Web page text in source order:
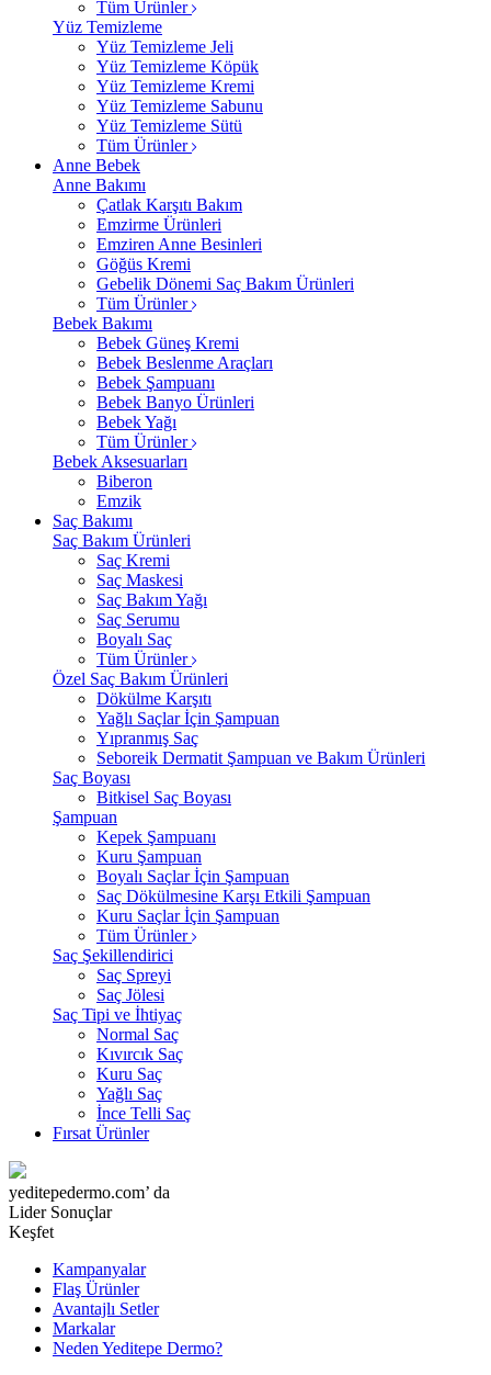
Tüm Ürünler
Yüz Temizleme
Yüz Temizleme Jeli
Yüz Temizleme Köpük
Yüz Temizleme Kremi
Yüz Temizleme Sabunu
Yüz Temizleme Sütü
Tüm Ürünler
Anne Bebek
Anne Bakımı
Çatlak Karşıtı Bakım
Emzirme Ürünleri
Emziren Anne Besinleri
Göğüs Kremi
Gebelik Dönemi Saç Bakım Ürünleri
Tüm Ürünler
Bebek Bakımı
Bebek Güneş Kremi
Bebek Beslenme Araçları
Bebek Şampuanı
Bebek Banyo Ürünleri
Bebek Yağı
Tüm Ürünler
Bebek Aksesuarları
Biberon
Emzik
Saç Bakımı
Saç Bakım Ürünleri
Saç Kremi
Saç Maskesi
Saç Bakım Yağı
Saç Serumu
Boyalı Saç
Tüm Ürünler
Özel Saç Bakım Ürünleri
Dökülme Karşıtı
Yağlı Saçlar İçin Şampuan
Yıpranmış Saç
Seboreik Dermatit Şampuan ve Bakım Ürünleri
Saç Boyası
Bitkisel Saç Boyası
Şampuan
Kepek Şampuanı
Kuru Şampuan
Boyalı Saçlar İçin Şampuan
Saç Dökülmesine Karşı Etkili Şampuan
Kuru Saçlar İçin Şampuan
Tüm Ürünler
Saç Şekillendirici
Saç Spreyi
Saç Jölesi
Saç Tipi ve İhtiyaç
Normal Saç
Kıvırcık Saç
Kuru Saç
Yağlı Saç
İnce Telli Saç
Fırsat Ürünler
yeditepedermo.com’ da
Lider Sonuçlar
Keşfet
Kampanyalar
Flaş Ürünler
Avantajlı Setler
Markalar
Neden Yeditepe Dermo?